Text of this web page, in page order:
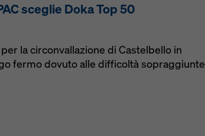
sceglie Doka Top 50
la circonvallazione di Castelbello in
fermo dovuto alle difficoltà sopraggiunte